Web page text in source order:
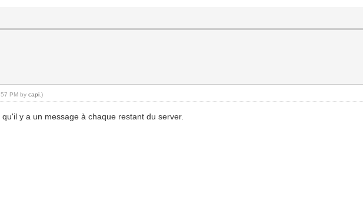
PM bycapi .)
y a un message à chaque restant du server.